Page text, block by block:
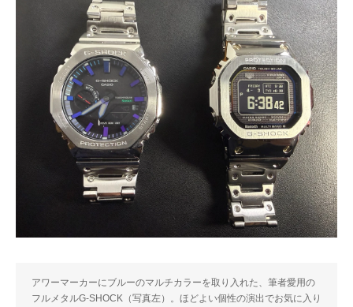
アワーマーカーにブルーのマルチカラーを取り入れた、筆者愛用の
フルメタルG-SHOCK（写真左）。ほどよい個性の演出でお気に入り